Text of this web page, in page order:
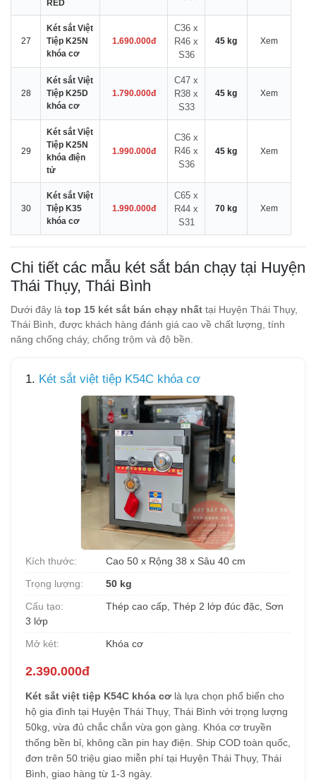
RED
27
Két sắt Việt
Tiệp K25N
khóa cơ
1.690.000đ
C36 x
R46 x
S36
45 kg Xem
28
Két sắt Việt
Tiệp K25D
khóa cơ
1.790.000đ
C47 x
R38 x
S33
45 kg Xem
29
Két sắt Việt
Tiệp K25N
khóa điện
tử
1.990.000đ
C36 x
R46 x
S36
45 kg Xem
30
Két sắt Việt
Tiệp K35
khóa cơ
1.990.000đ
C65 x
R44 x
S31
70 kg Xem
Chi tiết các mẫu két sắt bán chạy tại Huyện
Thái Thụy, Thái Bình
Dưới đây là top 15 két sắt bán chạy nhất tại Huyện Thái Thụy,
Thái Bình, được khách hàng đánh giá cao về chất lượng, tính
năng chống cháy, chống trộm và độ bền.
1. Két sắt việt tiệp K54C khóa cơ
Kích thước:
Cao 50 x Rộng 38 x Sâu 40 cm
Trọng lượng:
50 kg
Cấu tạo:
Thép cao cấp, Thép 2 lớp đúc đặc, Sơn
3 lớp
Mở két:
Khóa cơ
2.390.000đ
Két sắt việt tiệp K54C khóa cơ là lựa chọn phổ biến cho
hộ gia đình tại Huyện Thái Thụy, Thái Bình với trọng lượng
50kg, vừa đủ chắc chắn vừa gọn gàng. Khóa cơ truyền
thống bền bỉ, không cần pin hay điện. Ship COD toàn quốc,
đơn trên 50 triệu giao miễn phí tại Huyện Thái Thụy, Thái
Bình, giao hàng từ 1-3 ngày.